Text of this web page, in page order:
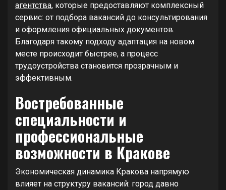
агентства, которые предоставляют комплексный
сервис: от подбора вакансий до консультирования
и оформления официальных документов.
Благодаря такому подходу адаптация на новом
месте происходит быстрее, а процесс
трудоустройства становится прозрачным и
эффективным.
Востребованные
специальности и
профессиональные
возможности в Кракове
Экономическая динамика Кракова напрямую
влияет на структуру вакансий: город давно